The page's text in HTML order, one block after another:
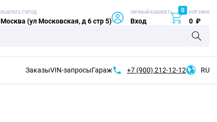
ВЫБРАТЬ ГОРОД
Москва (ул Московская, д 6 стр 5)
ЛИЧНЫЙ КАБИНЕТ
Вход
0 КОРЗИНА
0 ₽
ЗаказыVIN-запросыГараж +7 (900) 212-12-12 RU